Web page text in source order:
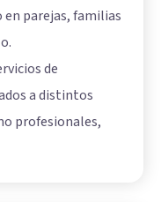
parejas, familias
de
a distintos
profesionales,